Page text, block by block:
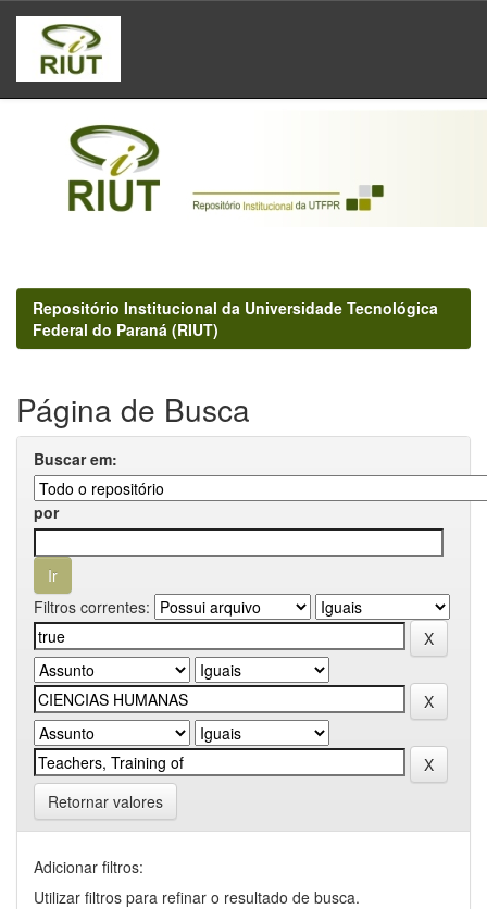
Skip
navigation
Repositório Institucional da Universidade Tecnológica
Federal do Paraná (RIUT)
Página de Busca
Buscar em:
por
Filtros correntes:
Retornar valores
Adicionar filtros:
Utilizar filtros para refinar o resultado de busca.